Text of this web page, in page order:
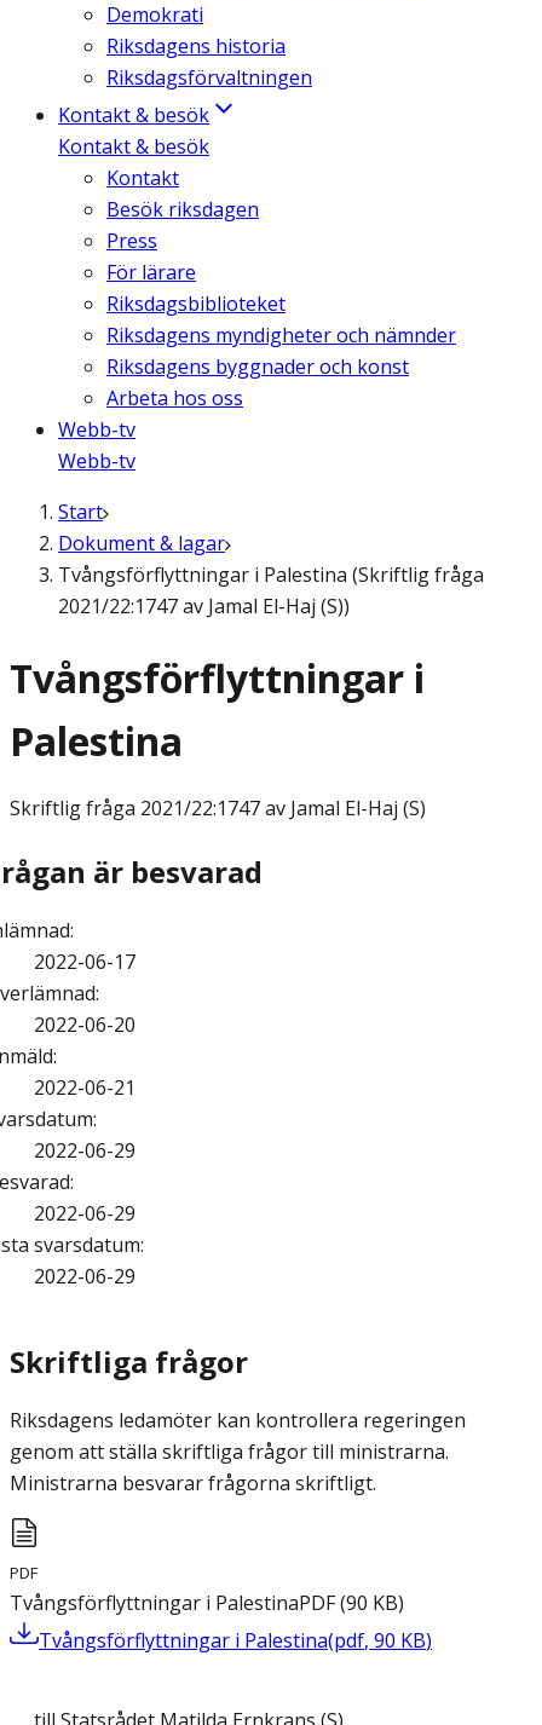
Demokrati
Riksdagens historia
Riksdagsförvaltningen
Kontakt & besök
Kontakt & besök
Kontakt
Besök riksdagen
Press
För lärare
Riksdagsbiblioteket
Riksdagens myndigheter och nämnder
Riksdagens byggnader och konst
Arbeta hos oss
Webb-tv
Webb-tv
Start
Dokument & lagar
Tvångsförflyttningar i Palestina (Skriftlig fråga
2021/22:1747 av Jamal El-Haj (S))
Tvångsförflyttningar i
Palestina
Skriftlig fråga 2021/22:1747 av Jamal El-Haj (S)
är besvarad
:
2022-06-17
:
2022-06-20
:
2022-06-21
:
2022-06-29
:
2022-06-29
svarsdatum:
2022-06-29
Skriftliga frågor
Riksdagens ledamöter kan kontrollera regeringen
genom att ställa skriftliga frågor till ministrarna.
Ministrarna besvarar frågorna skriftligt.
PDF
Tvångsförflyttningar i PalestinaPDF(90 KB)
Tvångsförflyttningar i Palestina(pdf, 90 KB)